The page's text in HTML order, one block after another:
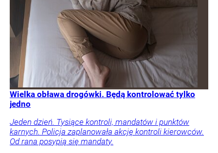
Wielka obława drogówki. Będą kontrolować tylko
jedno
Jeden dzień. Tysiące kontroli, mandatów i punktów
karnych. Policja zaplanowała akcję kontroli kierowców.
Od rana posypią się mandaty.